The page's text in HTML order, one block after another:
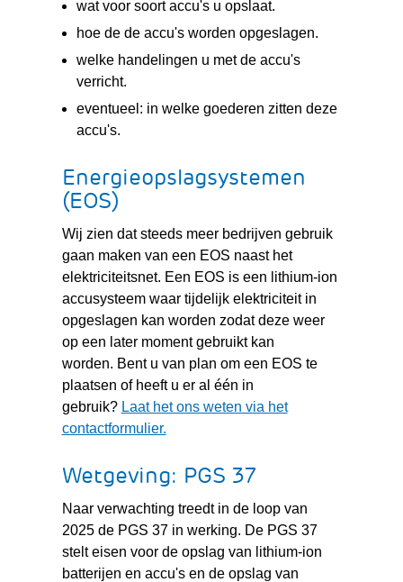
wat voor soort accu's u opslaat.
hoe de de accu's worden opgeslagen.
welke handelingen u met de accu's
verricht.
eventueel: in welke goederen zitten deze
accu's.
Energieopslagsystemen
(EOS)
Wij zien dat steeds meer bedrijven gebruik
gaan maken van een EOS naast het
elektriciteitsnet. Een EOS is een lithium-ion
accusysteem waar tijdelijk elektriciteit in
opgeslagen kan worden zodat deze weer
op een later moment gebruikt kan
worden. Bent u van plan om een EOS te
plaatsen of heeft u er al één in
gebruik? Laat het ons weten via het
contactformulier.
Wetgeving: PGS 37
Naar verwachting treedt in de loop van
2025 de PGS 37 in werking. De PGS 37
stelt eisen voor de opslag van lithium-ion
batterijen en accu's en de opslag van